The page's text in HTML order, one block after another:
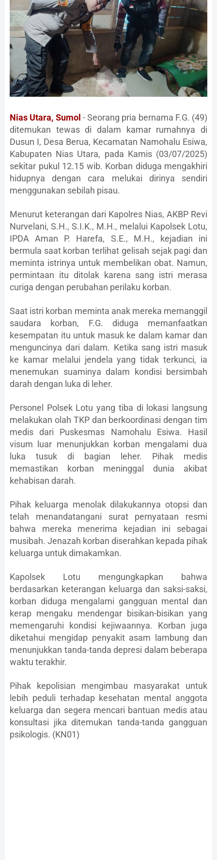
Nias Utara, Sumol - Seorang pria bernama F.G. (49)
ditemukan tewas di dalam kamar rumahnya di
Dusun I, Desa Berua, Kecamatan Namohalu Esiwa,
Kabupaten Nias Utara, pada Kamis (03/07/2025)
sekitar pukul 12.15 wib. Korban diduga mengakhiri
hidupnya dengan cara melukai dirinya sendiri
menggunakan sebilah pisau.
Menurut keterangan dari Kapolres Nias, AKBP Revi
Nurvelani, S.H., S.I.K., M.H., melalui Kapolsek Lotu,
IPDA Aman P. Harefa, S.E., M.H., kejadian ini
bermula saat korban terlihat gelisah sejak pagi dan
meminta istrinya untuk membelikan obat. Namun,
permintaan itu ditolak karena sang istri merasa
curiga dengan perubahan perilaku korban.
Saat istri korban meminta anak mereka memanggil
saudara korban, F.G. diduga memanfaatkan
kesempatan itu untuk masuk ke dalam kamar dan
menguncinya dari dalam. Ketika sang istri masuk
ke kamar melalui jendela yang tidak terkunci, ia
menemukan suaminya dalam kondisi bersimbah
darah dengan luka di leher.
Personel Polsek Lotu yang tiba di lokasi langsung
melakukan olah TKP dan berkoordinasi dengan tim
medis dari Puskesmas Namohalu Esiwa. Hasil
visum luar menunjukkan korban mengalami dua
luka tusuk di bagian leher. Pihak medis
memastikan korban meninggal dunia akibat
kehabisan darah.
Pihak keluarga menolak dilakukannya otopsi dan
telah menandatangani surat pernyataan resmi
bahwa mereka menerima kejadian ini sebagai
musibah. Jenazah korban diserahkan kepada pihak
keluarga untuk dimakamkan.
Kapolsek Lotu mengungkapkan bahwa
berdasarkan keterangan keluarga dan saksi-saksi,
korban diduga mengalami gangguan mental dan
kerap mengaku mendengar bisikan-bisikan yang
memengaruhi kondisi kejiwaannya. Korban juga
diketahui mengidap penyakit asam lambung dan
menunjukkan tanda-tanda depresi dalam beberapa
waktu terakhir.
Pihak kepolisian mengimbau masyarakat untuk
lebih peduli terhadap kesehatan mental anggota
keluarga dan segera mencari bantuan medis atau
konsultasi jika ditemukan tanda-tanda gangguan
psikologis. (KN01)